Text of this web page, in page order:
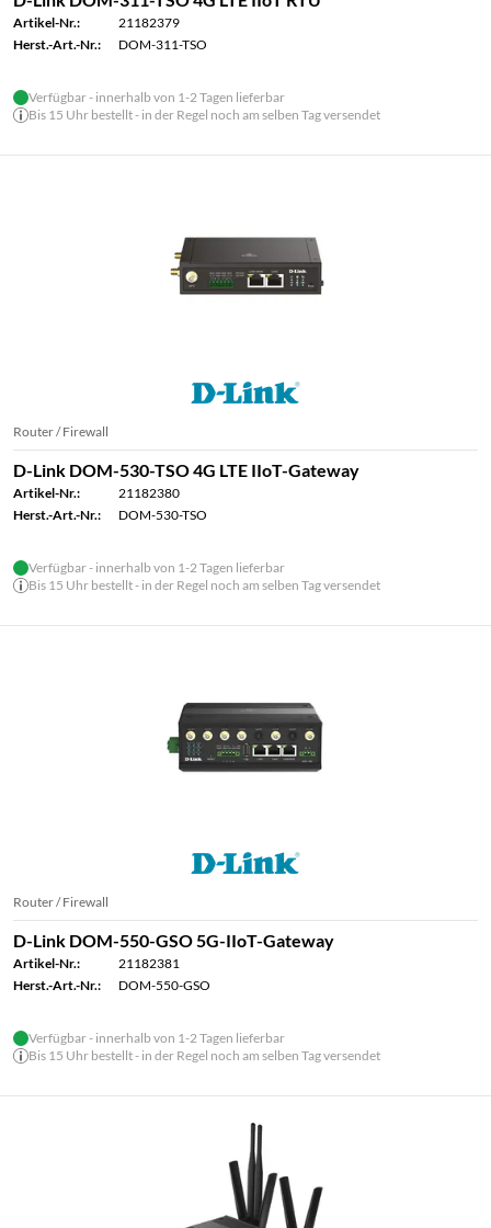
Artikel-Nr.:
21182379
Herst.-Art.-Nr.:
DOM-311-TSO
Verfügbar - innerhalb von 1-2 Tagen lieferbar
Bis 15 Uhr bestellt - in der Regel noch am selben Tag versendet
Router / Firewall
D-Link DOM-530-TSO 4G LTE IIoT-Gateway
Artikel-Nr.:
21182380
Herst.-Art.-Nr.:
DOM-530-TSO
Verfügbar - innerhalb von 1-2 Tagen lieferbar
Bis 15 Uhr bestellt - in der Regel noch am selben Tag versendet
Router / Firewall
D-Link DOM-550-GSO 5G-IIoT-Gateway
Artikel-Nr.:
21182381
Herst.-Art.-Nr.:
DOM-550-GSO
Verfügbar - innerhalb von 1-2 Tagen lieferbar
Bis 15 Uhr bestellt - in der Regel noch am selben Tag versendet